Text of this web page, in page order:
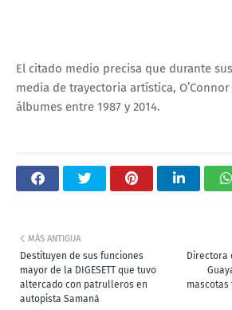
El citado medio precisa que durante
media de trayectoria artística,
álbumes entre 1987 y 2014.
Directora
MÁS ANTIGUA
Destituyen de sus funciones
mayor de la DIGESETT que tuvo
altercado con patrulleros en
autopista Samaná